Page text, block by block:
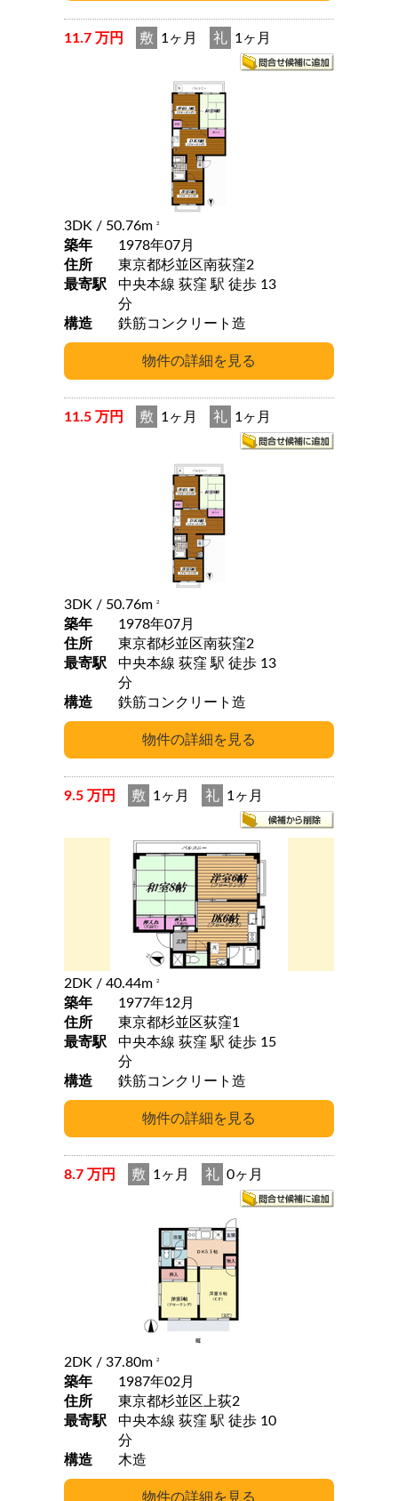
11.7 万円 敷 1ヶ月 礼 1ヶ月
3DK / 50.76m 2
築年
1978年07月
住所
東京都杉並区南荻窪2
最寄駅
中央本線 荻窪 駅 徒歩 13
分
構造
鉄筋コンクリート造
11.5 万円 敷 1ヶ月 礼 1ヶ月
3DK / 50.76m 2
築年
1978年07月
住所
東京都杉並区南荻窪2
最寄駅
中央本線 荻窪 駅 徒歩 13
分
構造
鉄筋コンクリート造
9.5 万円 敷 1ヶ月 礼 1ヶ月
2DK / 40.44m 2
築年
1977年12月
住所
東京都杉並区荻窪1
最寄駅
中央本線 荻窪 駅 徒歩 15
分
構造
鉄筋コンクリート造
8.7 万円 敷 1ヶ月 礼 0ヶ月
2DK / 37.80m 2
築年
1987年02月
住所
東京都杉並区上荻2
最寄駅
中央本線 荻窪 駅 徒歩 10
分
構造
木造